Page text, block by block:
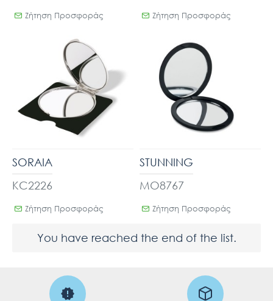
Ζήτηση Προσφοράς Ζήτηση Προσφοράς
KC2226
SORAIA
Ζήτηση Προσφοράς
MO8767
STUNNING
Ζήτηση Προσφοράς
You have reached the end of the list.